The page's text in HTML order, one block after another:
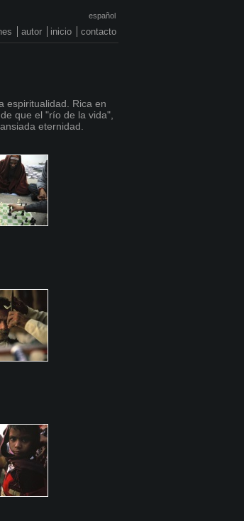
español
autor inicio contacto
espiritualidad. Rica en
que el "río de la vida",
eternidad.